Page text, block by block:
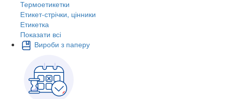
Термоетикетки
Етикет-стрічки, цінники
Етикетка
Показати всі
Вироби з паперу